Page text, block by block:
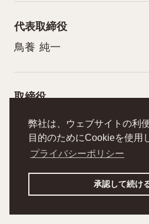
弊社は、ウェブサイトの利
目的のためにCookieを使用
プライバシーポリシー
承認して続け
代表取締役
鳥養 純一
取締役
Daw Phoo Wai Thaw
227/B,1st floor, Thuta